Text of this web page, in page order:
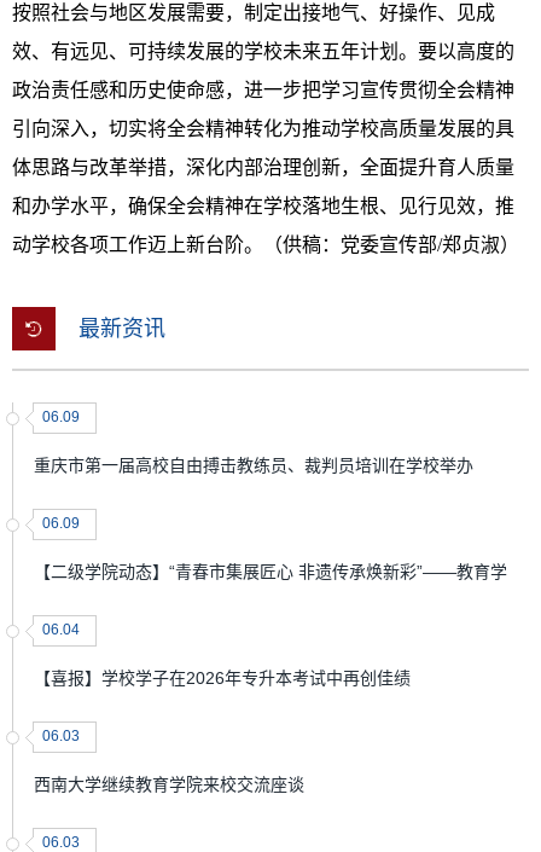
按照社会与地区发展需要，制定出接地气、好操作、见成
效、有远见、可持续发展的学校未来五年计划。要以高度的
政治责任感和历史使命感，进一步把学习宣传贯彻全会精神
引向深入，切实将全会精神转化为推动学校高质量发展的具
体思路与改革举措，深化内部治理创新，全面提升育人质量
和办学水平，确保全会精神在学校落地生根、见行见效，推
动学校各项工作迈上新台阶。（供稿：党委宣传部/郑贞淑）
最新资讯
06.09
重庆市第一届高校自由搏击教练员、裁判员培训在学校举办
06.09
【二级学院动态】“青春市集展匠心 非遗传承焕新彩”——教育学
06.04
【喜报】学校学子在2026年专升本考试中再创佳绩
06.03
西南大学继续教育学院来校交流座谈
06.03